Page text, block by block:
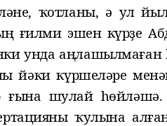
ҡотланы, ә ул
ғилми эшен күрҙе
унда аңлашылмаған
йәки күршеләре
ғына шулай
ҡулына